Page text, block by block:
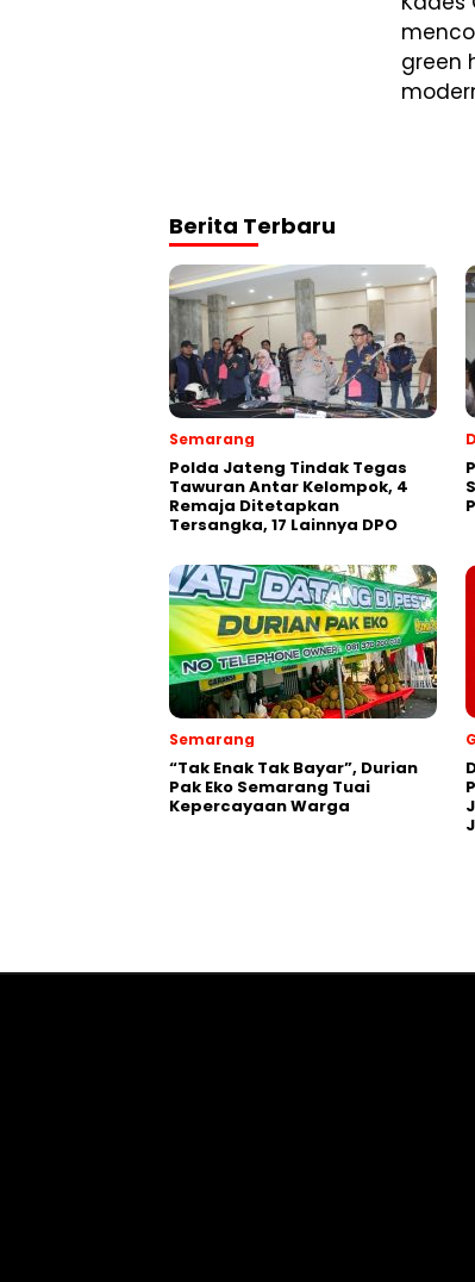
green
Berita Terbaru
Semarang
Polda Jateng Tindak Tegas
Tawuran Antar Kelompok, 4
Remaja Ditetapkan
Tersangka, 17 Lainnya DPO
Semarang
“Tak Enak Tak Bayar”, Durian
Pak Eko Semarang Tuai
Kepercayaan Warga